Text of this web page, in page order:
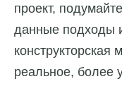
проект,
данные подходы
реальное, более